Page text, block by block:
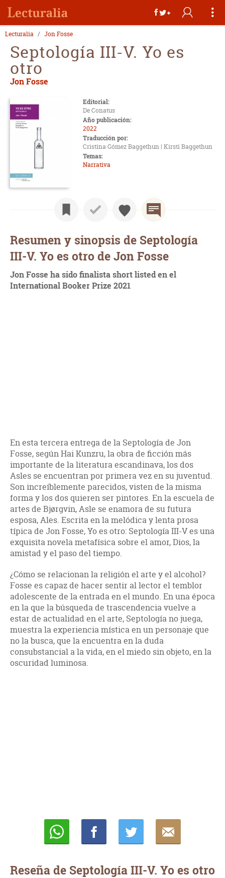
Lecturalia Jon Fosse
Septología III-V. Yo es
otro
Jon Fosse
Editorial:
De Conatus
Año publicación:
2022
Traducción por:
Cristina Gómez Baggethun | Kirsti Baggethun
Temas:
Narrativa
Resumen y sinopsis de Septología
III-V. Yo es otro de Jon Fosse
Jon Fosse ha sido finalista short listed en el
International Booker Prize 2021
En esta tercera entrega de la Septología de Jon
Fosse, según Hai Kunzru, la obra de ficción más
importante de la literatura escandinava, los dos
Asles se encuentran por primera vez en su juventud.
Son increíblemente parecidos, visten de la misma
forma y los dos quieren ser pintores. En la escuela de
artes de Bjørgvin, Asle se enamora de su futura
esposa, Ales. Escrita en la melódica y lenta prosa
típica de Jon Fosse, Yo es otro: Septología III-V es una
exquisita novela metafísica sobre el amor, Dios, la
amistad y el paso del tiempo.
¿Cómo se relacionan la religión el arte y el alcohol?
Fosse es capaz de hacer sentir al lector el temblor
adolescente de la entrada en el mundo. En una época
en la que la búsqueda de trascendencia vuelve a
estar de actualidad en el arte, Septología no juega,
muestra la experiencia mística en un personaje que
no la busca, que la encuentra en la duda
consubstancial a la vida, en el miedo sin objeto, en la
oscuridad luminosa.
Reseña de Septología III-V. Yo es otro